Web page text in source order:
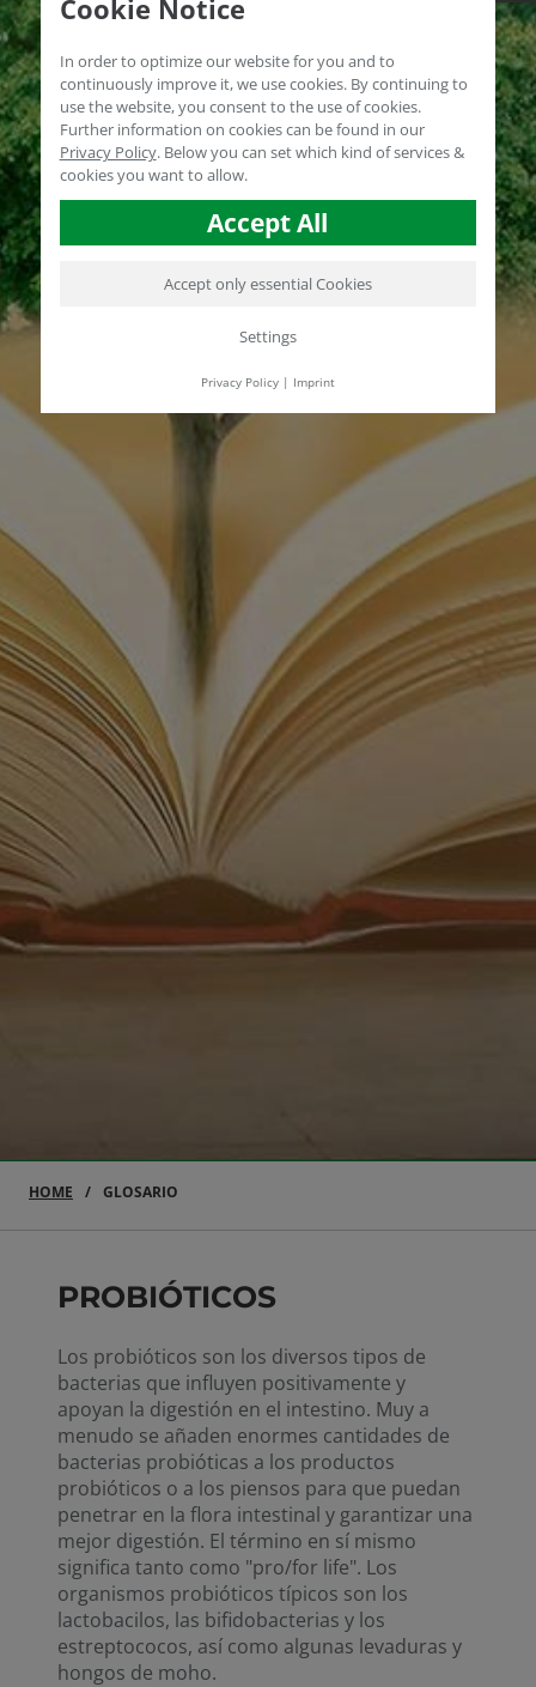
HOME GLOSARIO
PROBIÓTICOS
Los probióticos son los diversos tipos de
bacterias que influyen positivamente y
apoyan la digestión en el intestino. Muy a
menudo se añaden enormes cantidades de
bacterias probióticas a los productos
probióticos o a los piensos para que puedan
penetrar en la flora intestinal y garantizar una
mejor digestión. El término en sí mismo
significa tanto como "pro/for life". Los
organismos probióticos típicos son los
lactobacilos, las bifidobacterias y los
estreptococos, así como algunas levaduras y
hongos de moho.
Cookie Notice
In order to optimize our website for you and to
continuously improve it, we use cookies. By continuing to
use the website, you consent to the use of cookies.
Further information on cookies can be found in our
Privacy Policy. Below you can set which kind of services &
cookies you want to allow.
Accept All
Accept only essential Cookies
Settings
Privacy Policy| Imprint